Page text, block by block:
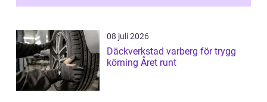
08 juli 2026
Däckverkstad varberg för trygg
körning Året runt